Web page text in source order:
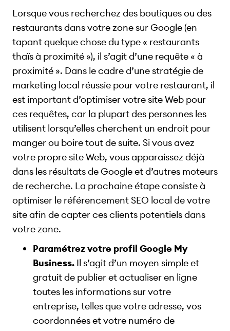
Lorsque vous recherchez des boutiques ou des
restaurants dans votre zone sur Google (en
tapant quelque chose du type « restaurants
thaïs à proximité »), il s’agit d’une requête « à
proximité ». Dans le cadre d’une stratégie de
marketing local réussie pour votre restaurant, il
est important d’optimiser votre site Web pour
ces requêtes, car la plupart des personnes les
utilisent lorsqu’elles cherchent un endroit pour
manger ou boire tout de suite. Si vous avez
votre propre site Web, vous apparaissez déjà
dans les résultats de Google et d’autres moteurs
de recherche. La prochaine étape consiste à
optimiser le référencement SEO local de votre
site afin de capter ces clients potentiels dans
votre zone.
Paramétrez votre profil Google My
Business. Il s’agit d’un moyen simple et
gratuit de publier et actualiser en ligne
toutes les informations sur votre
entreprise, telles que votre adresse, vos
coordonnées et votre numéro de